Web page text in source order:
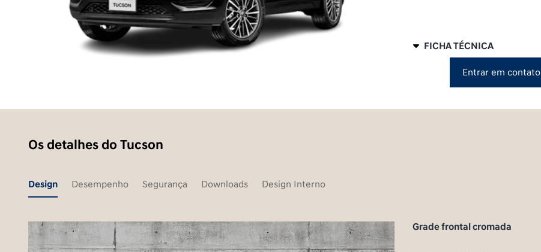
FICHA TÉCNICA
Entrar em contato
Os detalhes do Tucson
Design Desempenho Segurança Downloads Design Interno
Grade frontal cromada